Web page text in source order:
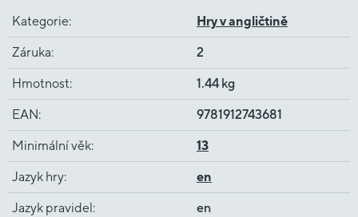
Kategorie: Hry v angličtině
Záruka: 2
Hmotnost: 1.44 kg
EAN: 9781912743681
Minimální věk: 13
Jazyk hry: en
Jazyk pravidel : en